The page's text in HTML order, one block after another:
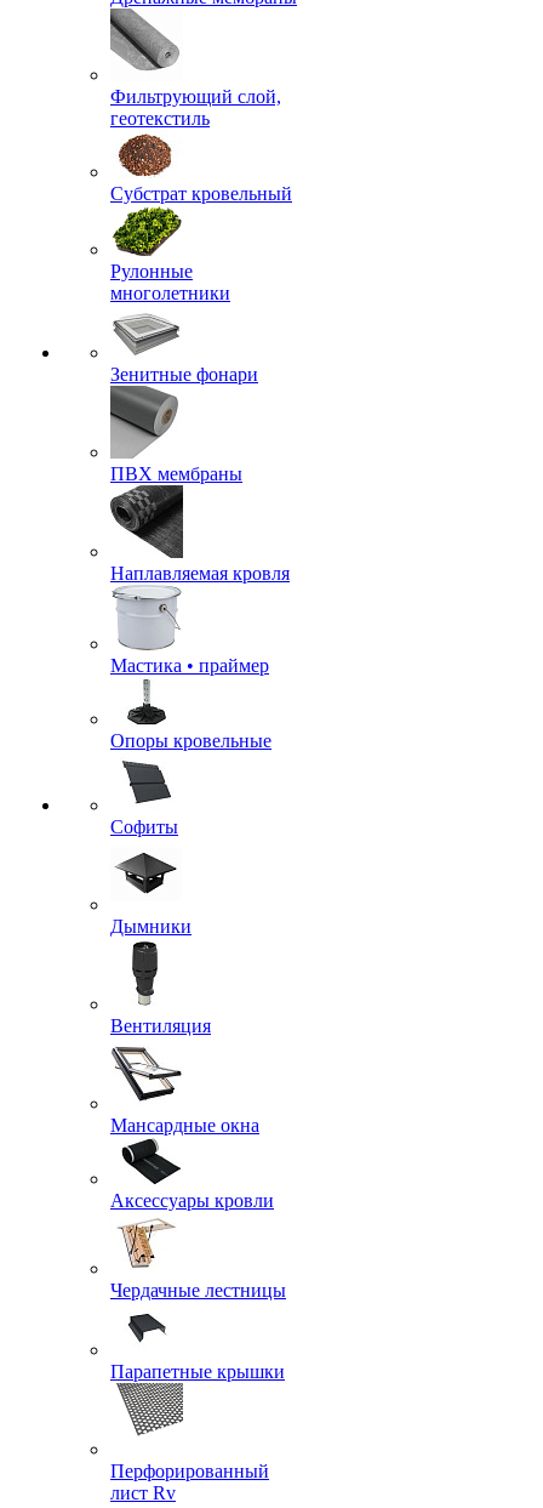
Фильтрующий слой,
геотекстиль
Субстрат кровельный
Рулонные
многолетники
Зенитные фонари
ПВХ мембраны
Наплавляемая кровля
Мастика • праймер
Опоры кровельные
Софиты
Дымники
Вентиляция
Мансардные окна
Аксессуары кровли
Чердачные лестницы
Парапетные крышки
Перфорированный
лист Rv